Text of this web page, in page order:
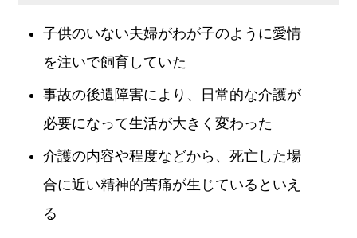
子供のいない夫婦がわが子のように愛情
を注いで飼育していた
事故の後遺障害により、日常的な介護が
必要になって生活が大きく変わった
介護の内容や程度などから、死亡した場
合に近い精神的苦痛が生じているといえ
る